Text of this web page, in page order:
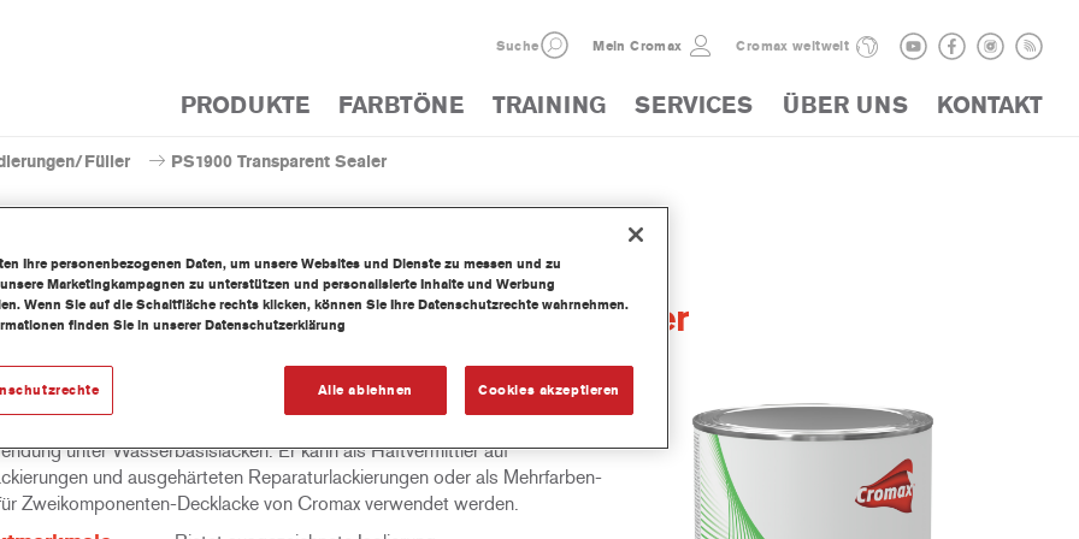
Suche Mein Cromax Cromax weltweit
PRODUKTE FARBTÖNE TRAINING SERVICES ÜBER UNS KONTAKT
Füller PS1900 Transparent Sealer
PS1900 Transparent Sealer
unter Wasserbasislacken. Er kann als Haftvermittler auf
und ausgehärteten Reparaturlackierungen oder als Mehrfarben-
Zweikomponenten-Decklacke von Cromax verwendet werden.
Ihre personenbezogenen Daten, um unsere Websites und Dienste zu messen und zu
Marketingkampagnen zu unterstützen und personalisierte Inhalte und Werbung
Wenn Sie auf die Schaltfläche rechts klicken, können Sie Ihre Datenschutzrechte wahrnehmen.
finden Sie in unserer Datenschutzerklärung
Alle ablehnen Cookies akzeptieren